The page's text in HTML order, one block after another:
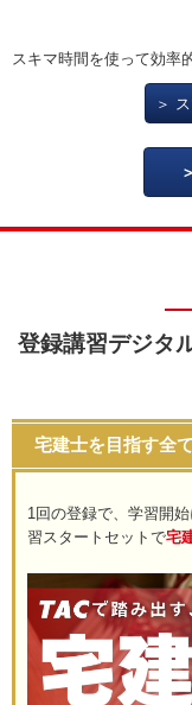
スキマ時間を使って効率
＞
登録講習デジタ
宅建士を目指す全
1回の登録で、学習開
習スタートセットで宅